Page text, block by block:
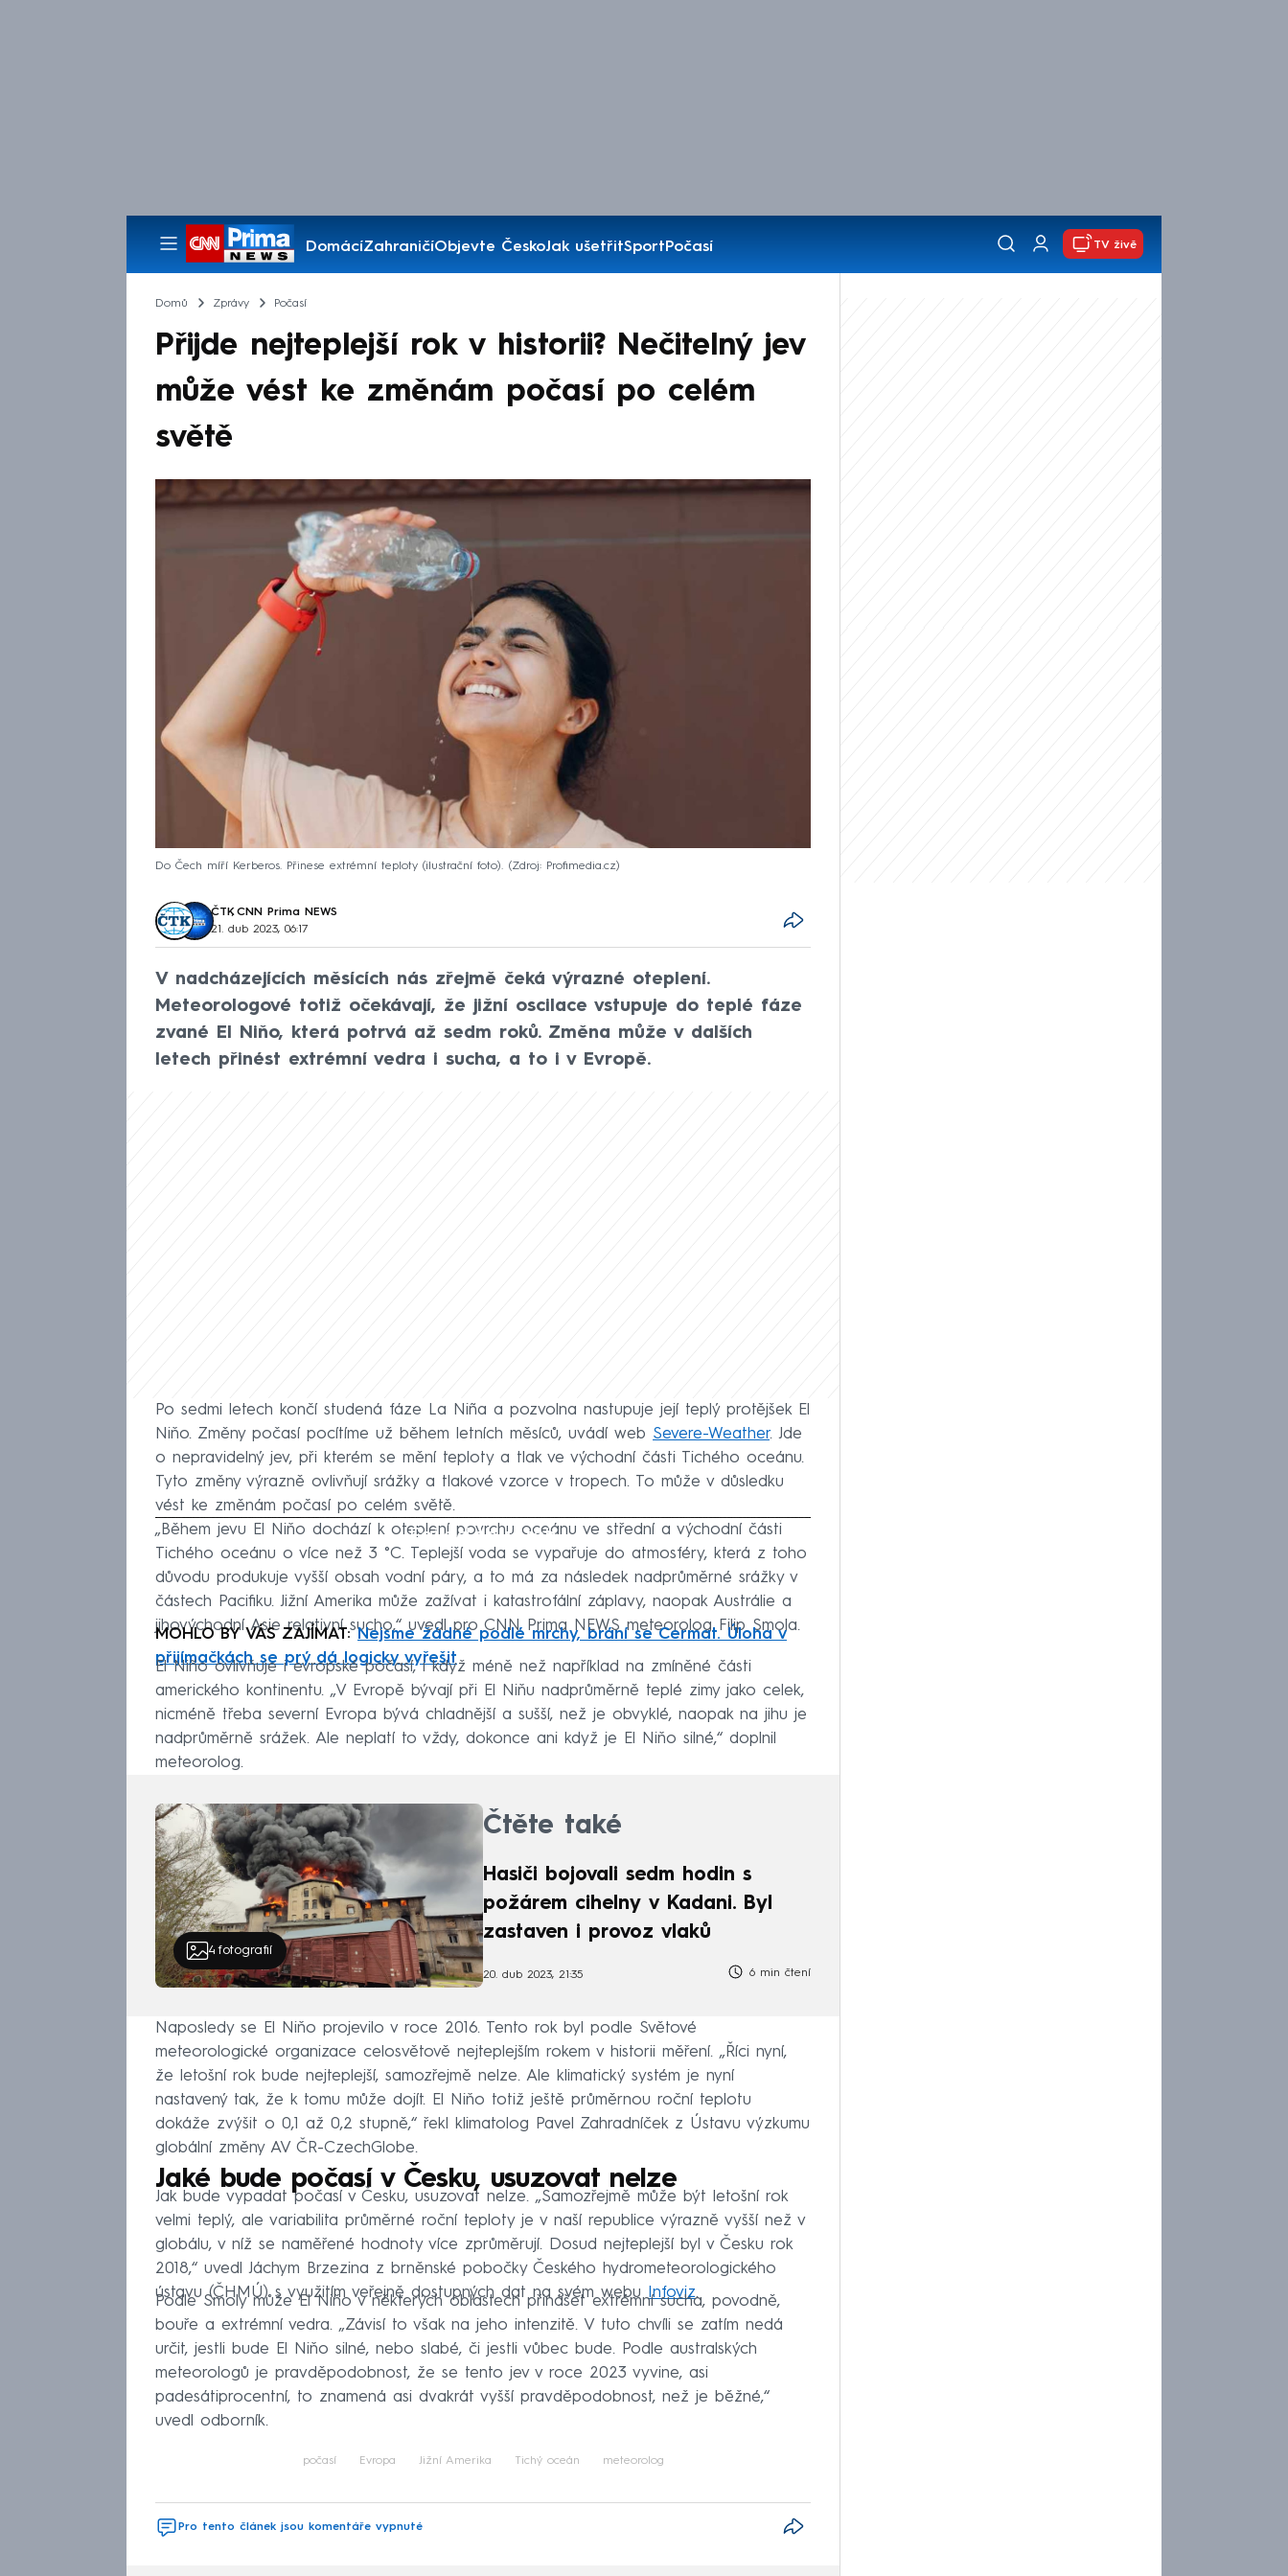
DomácíZahraničíObjevte ČeskoJak ušetřitSportPočasí
Pořady
TV živě
Domů Zprávy Počasí
Přijde nejteplejší rok v historii? Nečitelný jev
může vést ke změnám počasí po celém
světě
Do Čech míří Kerberos. Přinese extrémní teploty (ilustrační foto). Zdroj: Profimedia.cz
ČTK, CNN Prima NEWS
21. dub 2023, 06:17
V nadcházejících měsících nás zřejmě čeká výrazné oteplení.
Meteorologové totiž očekávají, že jižní oscilace vstupuje do teplé fáze
zvané El Niňo, která potrvá až sedm roků. Změna může v dalších
letech přinést extrémní vedra i sucha, a to i v Evropě.
Po sedmi letech končí studená fáze La Niña a pozvolna nastupuje její teplý protějšek El
Niňo. Změny počasí pocítíme už během letních měsíců, uvádí web Severe-Weather. Jde
o nepravidelný jev, při kterém se mění teploty a tlak ve východní části Tichého oceánu.
Tyto změny výrazně ovlivňují srážky a tlakové vzorce v tropech. To může v důsledku
vést ke změnám počasí po celém světě.
Failed to fetch
„Během jevu El Niňo dochází k oteplení povrchu oceánu ve střední a východní části
Tichého oceánu o více než 3 °C. Teplejší voda se vypařuje do atmosféry, která z toho
důvodu produkuje vyšší obsah vodní páry, a to má za následek nadprůměrné srážky v
částech Pacifiku. Jižní Amerika může zažívat i katastrofální záplavy, naopak Austrálie a
jihovýchodní Asie relativní sucho,“ uvedl pro CNN Prima NEWS meteorolog Filip Smola.
MOHLO BY VÁS ZAJÍMAT:Nejsme žádné podlé mrchy, brání se Cermat. Úloha v
přijímačkách se prý dá logicky vyřešit
El Niño ovlivňuje i evropské počasí, i když méně než například na zmíněné části
amerického kontinentu. „V Evropě bývají při El Niňu nadprůměrně teplé zimy jako celek,
nicméně třeba severní Evropa bývá chladnější a sušší, než je obvyklé, naopak na jihu je
nadprůměrně srážek. Ale neplatí to vždy, dokonce ani když je El Niňo silné,“ doplnil
meteorolog.
4 fotografií
Čtěte také
Hasiči bojovali sedm hodin s
požárem cihelny v Kadani. Byl
zastaven i provoz vlaků
20. dub 2023, 21:35 6 min čtení
Naposledy se El Niňo projevilo v roce 2016. Tento rok byl podle Světové
meteorologické organizace celosvětově nejteplejším rokem v historii měření. „Říci nyní,
že letošní rok bude nejteplejší, samozřejmě nelze. Ale klimatický systém je nyní
nastavený tak, že k tomu může dojít. El Niňo totiž ještě průměrnou roční teplotu
dokáže zvýšit o 0,1 až 0,2 stupně,“ řekl klimatolog Pavel Zahradníček z Ústavu výzkumu
globální změny AV ČR-CzechGlobe.
Jaké bude počasí v Česku, usuzovat nelze
Jak bude vypadat počasí v Česku, usuzovat nelze. „Samozřejmě může být letošní rok
velmi teplý, ale variabilita průměrné roční teploty je v naší republice výrazně vyšší než v
globálu, v níž se naměřené hodnoty více zprůměrují. Dosud nejteplejší byl v Česku rok
2018,“ uvedl Jáchym Brzezina z brněnské pobočky Českého hydrometeorologického
ústavu (ČHMÚ) s využitím veřejně dostupných dat na svém webu
Infoviz.
Podle Smoly může El Niňo v některých oblastech přinášet extrémní sucha, povodně,
bouře a extrémní vedra. „Závisí to však na jeho intenzitě. V tuto chvíli se zatím nedá
určit, jestli bude El Niňo silné, nebo slabé, či jestli vůbec bude. Podle australských
meteorologů je pravděpodobnost, že se tento jev v roce 2023 vyvine, asi
padesátiprocentní, to znamená asi dvakrát vyšší pravděpodobnost, než je běžné,“
uvedl odborník.
počasí Evropa Jižní Amerika Tichý oceán meteorolog
Pro tento článek jsou komentáře vypnuté